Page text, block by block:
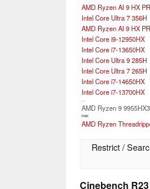
AMD Ryzen AI 9 HX
Intel Core Ultra 7 356H
AMD Ryzen AI 9 HX
Intel Core i9-12950HX
Intel Core i7-13650HX
Intel Core Ultra 9 285H
Intel Core Ultra 7 265H
Intel Core i7-14650HX
Intel Core i7-13700HX
AMD Ryzen 9
max:
AMD Ryzen
Restrict /
Cinebench R23